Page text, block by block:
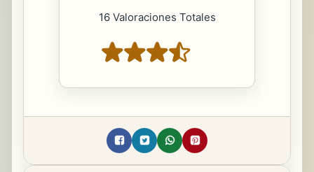
16 Valoraciones Totales